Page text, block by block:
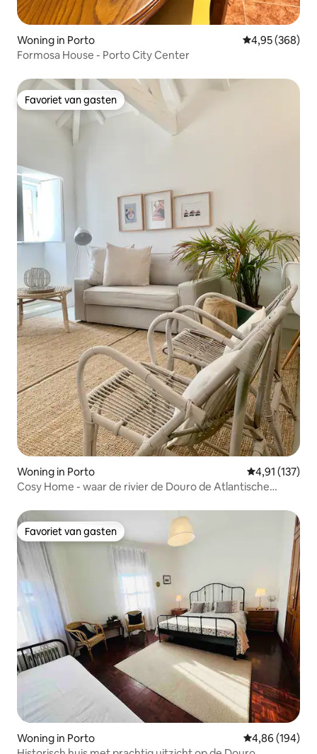
Woning in Porto Gemiddelde
4,95 (368)
Formosa House - Porto City Center
Favoriet van gasten
Favoriet van gasten
Woning in Porto Gemiddelde
4,91 (137)
Cosy Home - waar de rivier de Douro de Atlantische
Favoriet van gasten
Favoriet van gasten
Woning in Porto Gemiddelde
4,86 (194)